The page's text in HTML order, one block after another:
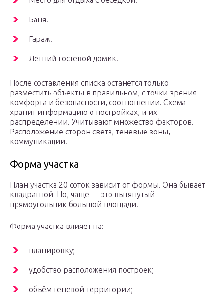
Баня.
Гараж.
Летний гостевой домик.
После составления списка останется только
разместить объекты в правильном, с точки зрения
комфорта и безопасности, соотношении. Схема
хранит информацию о постройках, и их
распределении. Учитывают множество факторов.
Расположение сторон света, теневые зоны,
коммуникации.
Форма участка
План участка 20 соток зависит от формы. Она бывает
квадратной. Но, чаще — это вытянутый
прямоугольник большой площади.
Форма участка влияет на:
планировку;
удобство расположения построек;
объём теневой территории;